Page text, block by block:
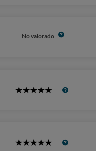
No valorado
5
5